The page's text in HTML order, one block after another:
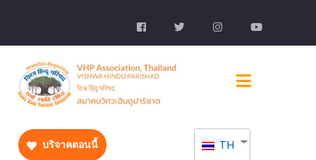
บริจาคตอนนี้ TH